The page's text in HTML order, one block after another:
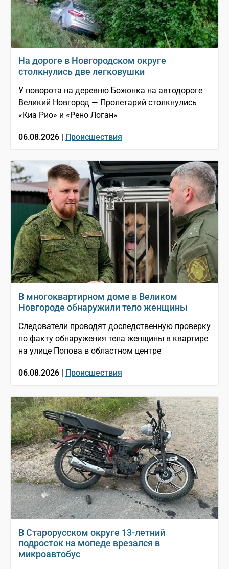
На дороге в Новгородском округе
столкнулись две легковушки
У поворота на деревню Божонка на автодороге
Великий Новгород — Пролетарий столкнулись
«Киа Рио» и «Рено Логан»
06.08.2026 | Происшествия
В многоквартирном доме в Великом
Новгороде обнаружили тело женщины
Следователи проводят доследственную проверку
по факту обнаружения тела женщины в квартире
на улице Попова в областном центре
06.08.2026 | Происшествия
В Старорусском округе 13-летний
подросток на мопеде врезался в
микроавтобус